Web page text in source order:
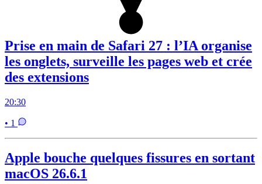
Prise en main de Safari 27 : l’IA organise
les onglets, surveille les pages web et crée
des extensions
20:30
• 1
Apple bouche quelques fissures en sortant
macOS 26.6.1